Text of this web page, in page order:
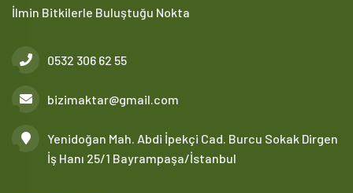
İlmin Bitkilerle Buluştuğu Nokta
0532 306 62 55
bizimaktar@gmail.com
Yenidoğan Mah. Abdi İpekçi Cad. Burcu Sokak Dirgen
İş Hanı 25/1 Bayrampaşa/İstanbul